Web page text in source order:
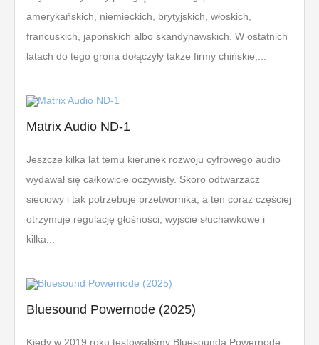
amerykańskich, niemieckich, brytyjskich, włoskich,
francuskich, japońskich albo skandynawskich. W ostatnich
latach do tego grona dołączyły także firmy chińskie,...
Matrix Audio ND-1
Jeszcze kilka lat temu kierunek rozwoju cyfrowego audio
wydawał się całkowicie oczywisty. Skoro odtwarzacz
sieciowy i tak potrzebuje przetwornika, a ten coraz częściej
otrzymuje regulację głośności, wyjście słuchawkowe i
kilka...
Bluesound Powernode (2025)
Kiedy w 2019 roku testowaliśmy Bluesounda Powernode